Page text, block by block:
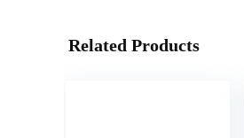
Related Products